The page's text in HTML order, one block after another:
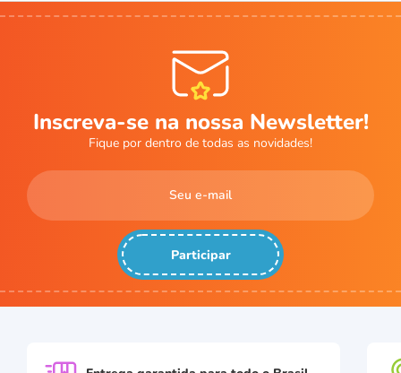
Inscreva-se na nossa Newsletter!
Fique por dentro de todas as novidades!
Participar